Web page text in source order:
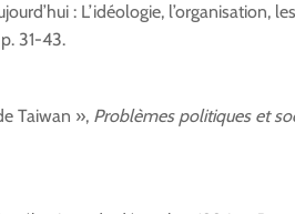
: L’idéologie, l’organisation,
31-43.
Taiwan », Problèmes politiques et